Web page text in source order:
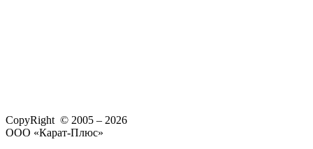
CopyRight © 2005 – 2026
ООО «Карат-Плюс»